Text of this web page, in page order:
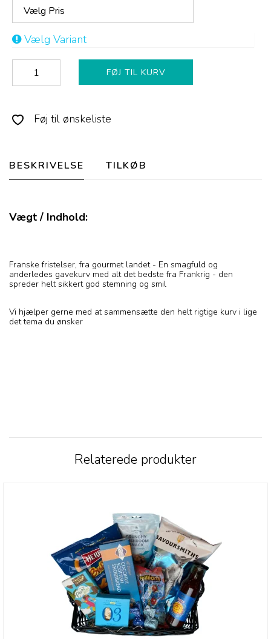
Vælg Pris
Vælg Variant
FØJ TIL KURV
Føj til ønskeliste
BESKRIVELSE TILKØB
Vægt / Indhold:
Franske fristelser, fra gourmet landet - En smagfuld og
anderledes gavekurv med alt det bedste fra Frankrig - den
spreder helt sikkert god stemning og smil
Vi hjælper gerne med at sammensætte den helt rigtige kurv i lige
det tema du ønsker
Relaterede produkter